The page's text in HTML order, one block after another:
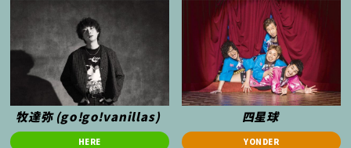
牧達弥 (go!go!vanillas)
HERE
四星球
YONDER